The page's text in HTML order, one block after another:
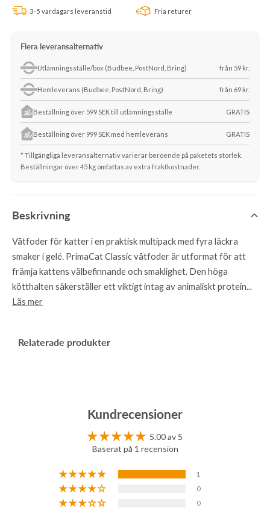
3-5 vardagars leveranstid Fria returer
Flera leveransalternativ
Utlämningsställe/box (Budbee, PostNord, Bring) från 59 kr.
Hemleverans (Budbee, PostNord, Bring) från 69 kr.
Beställning över 599 SEK till utlämningsställe GRATIS
Beställning över 999 SEK med hemleverans GRATIS
* Tillgängliga leveransalternativ varierar beroende på paketets storlek.
Beställningar över 45 kg omfattas av extra fraktkostnader.
Beskrivning
Våtfoder för katter i en praktisk multipack med fyra läckra
smaker i gelé. PrimaCat Classic våtfoder är utformat för att
främja kattens välbefinnande och smaklighet. Den höga
kötthalten säkerställer ett viktigt intag av animaliskt protein...
Läs mer
Relaterade produkter
Kundrecensioner
5.00 av 5
Baserat på 1 recension
1
0
0